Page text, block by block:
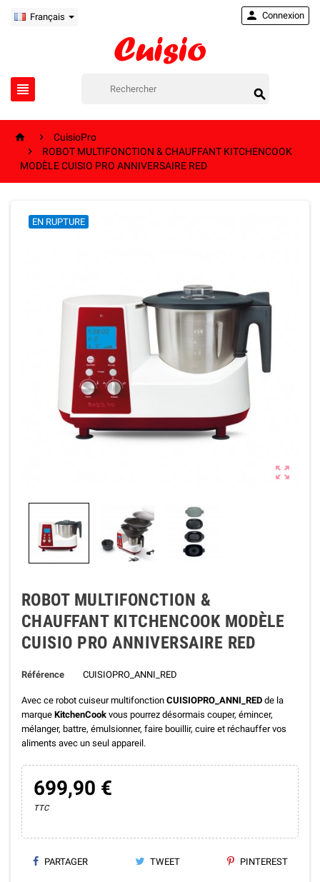
Français
 
 Connexion
 
CuisioPro

ROBOT MULTIFONCTION & CHAUFFANT KITCHENCOOK
MODÈLE CUISIO PRO ANNIVERSAIRE RED

EN RUPTURE
ROBOT MULTIFONCTION &
CHAUFFANT KITCHENCOOK MODÈLE
CUISIO PRO ANNIVERSAIRE RED
Référence CUISIOPRO_ANNI_RED
Avec ce robot cuiseur multifonction CUISIOPRO_ANNI_RED de la
marque KitchenCook vous pourrez désormais couper, émincer,
mélanger, battre, émulsionner, faire bouillir, cuire et réchauffer vos
aliments avec un seul appareil.
699,90 €
TTC
PARTAGER TWEET PINTEREST